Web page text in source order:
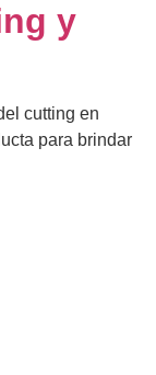
y
cutting en
para brindar